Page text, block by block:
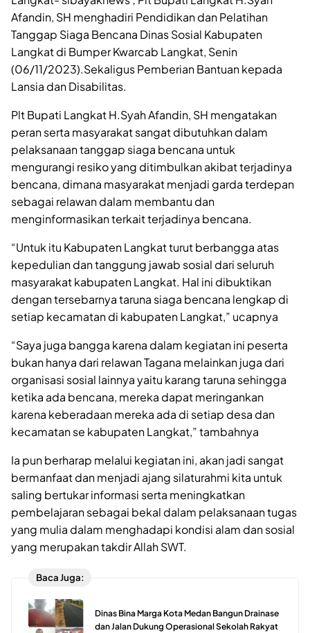
Afandin, SH menghadiri Pendidikan dan Pelatihan
Tanggap Siaga Bencana Dinas Sosial Kabupaten
Langkat di Bumper Kwarcab Langkat, Senin
(06/11/2023).Sekaligus Pemberian Bantuan kepada
Lansia dan Disabilitas.
Plt Bupati Langkat H.Syah Afandin, SH mengatakan
peran serta masyarakat sangat dibutuhkan dalam
pelaksanaan tanggap siaga bencana untuk
mengurangi resiko yang ditimbulkan akibat terjadinya
bencana, dimana masyarakat menjadi garda terdepan
sebagai relawan dalam membantu dan
menginformasikan terkait terjadinya bencana.
“Untuk itu Kabupaten Langkat turut berbangga atas
kepedulian dan tanggung jawab sosial dari seluruh
masyarakat kabupaten Langkat. Hal ini dibuktikan
dengan tersebarnya taruna siaga bencana lengkap di
setiap kecamatan di kabupaten Langkat,” ucapnya
“Saya juga bangga karena dalam kegiatan ini peserta
bukan hanya dari relawan Tagana melainkan juga dari
organisasi sosial lainnya yaitu karang taruna sehingga
ketika ada bencana, mereka dapat meringankan
karena keberadaan mereka ada di setiap desa dan
kecamatan se kabupaten Langkat,” tambahnya
Ia pun berharap melalui kegiatan ini, akan jadi sangat
bermanfaat dan menjadi ajang silaturahmi kita untuk
saling bertukar informasi serta meningkatkan
pembelajaran sebagai bekal dalam pelaksanaan tugas
yang mulia dalam menghadapi kondisi alam dan sosial
yang merupakan takdir Allah SWT.
Baca Juga:
Dinas Bina Marga Kota Medan Bangun Drainase
dan Jalan Dukung Operasional Sekolah Rakyat